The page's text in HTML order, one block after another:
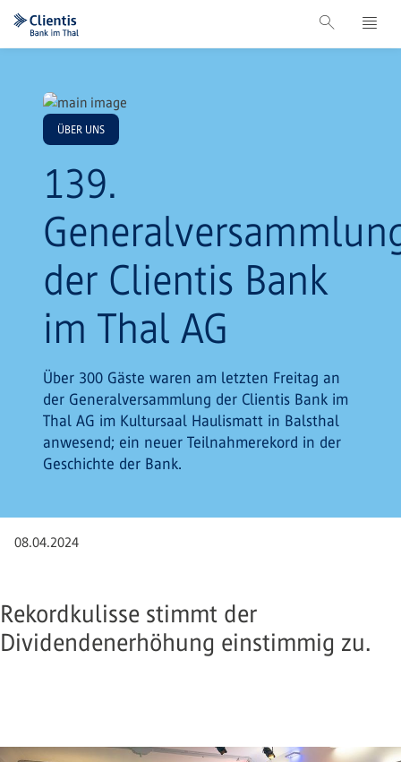
ÜBER UNS
139.
der Clientis Bank
im Thal AG
Über 300 Gäste waren am letzten Freitag an
der Generalversammlung der Clientis Bank im
Thal AG im Kultursaal Haulismatt in Balsthal
anwesend; ein neuer Teilnahmerekord in der
Geschichte der Bank.
08.04.2024
Rekordkulisse stimmt der
Dividendenerhöhung einstimmig zu.